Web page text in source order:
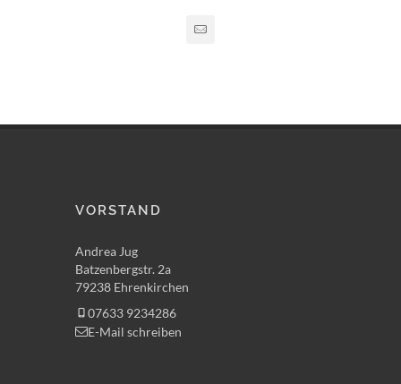
VORSTAND
Andrea Jug
Batzenbergstr. 2a
79238 Ehrenkirchen
07633 9234286
E-Mail schreiben